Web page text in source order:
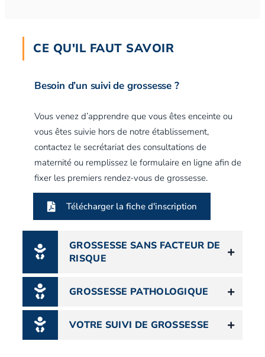
CE QU'IL FAUT SAVOIR
Besoin d’un suivi de grossesse ?
Vous venez d’apprendre que vous êtes enceinte ou
vous êtes suivie hors de notre établissement,
contactez le secrétariat des consultations de
maternité ou remplissez le formulaire en ligne afin de
fixer les premiers rendez-vous de grossesse.
Télécharger la fiche d'inscription
GROSSESSE SANS FACTEUR DE
RISQUE
GROSSESSE PATHOLOGIQUE
VOTRE SUIVI DE GROSSESSE